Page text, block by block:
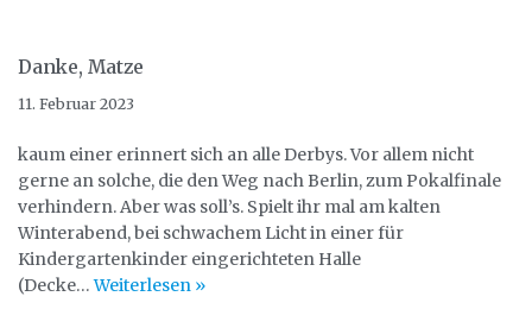
Danke, Matze
11. Februar 2023
kaum einer erinnert sich an alle Derbys. Vor allem nicht
gerne an solche, die den Weg nach Berlin, zum Pokalfinale
verhindern. Aber was soll’s. Spielt ihr mal am kalten
Winterabend, bei schwachem Licht in einer für
Kindergartenkinder eingerichteten Halle
(Decke…Weiterlesen »